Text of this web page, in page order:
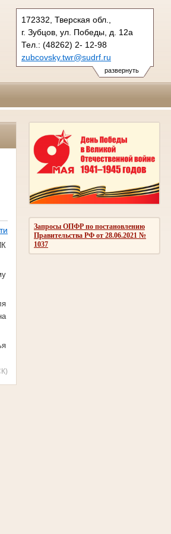
развернуть
172332, Тверская обл.,
г. Зубцов, ул. Победы, д. 12а
Тел.: (48262) 2- 12-98
zubcovsky.twr@sudrf.ru
Запросы ОПФР по постановлению
Правительства РФ от 28.06.2021 №
1037